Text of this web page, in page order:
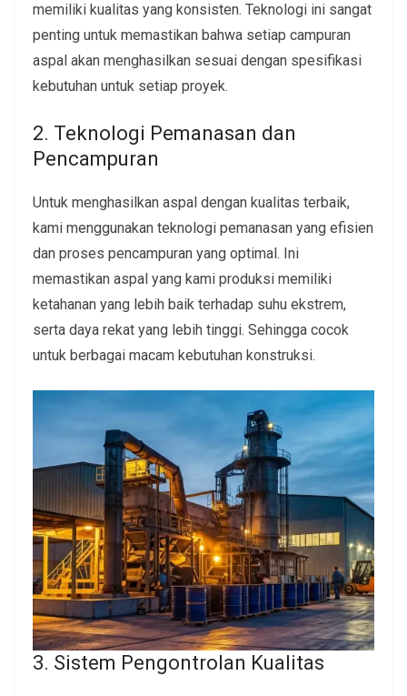
memiliki kualitas yang konsisten. Teknologi ini sangat
penting untuk memastikan bahwa setiap campuran
aspal akan menghasilkan sesuai dengan spesifikasi
kebutuhan untuk setiap proyek.
2. Teknologi Pemanasan dan
Pencampuran
Untuk menghasilkan aspal dengan kualitas terbaik,
kami menggunakan teknologi pemanasan yang efisien
dan proses pencampuran yang optimal. Ini
memastikan aspal yang kami produksi memiliki
ketahanan yang lebih baik terhadap suhu ekstrem,
serta daya rekat yang lebih tinggi. Sehingga cocok
untuk berbagai macam kebutuhan konstruksi.
3. Sistem Pengontrolan Kualitas